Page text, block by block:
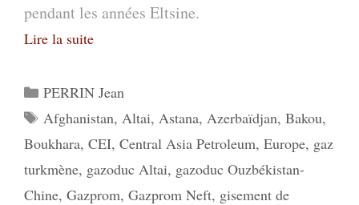
pendant les années Eltsine.
Lire la suite
Catégories
PERRIN Jean
Étiquettes
Afghanistan, Altai, Astana, Azerbaïdjan, Bakou,
Boukhara, CEI, Central Asia Petroleum, Europe, gaz
turkmène, gazoduc Altai, gazoduc Ouzbékistan-
Chine, Gazprom, Gazprom Neft, gisement de